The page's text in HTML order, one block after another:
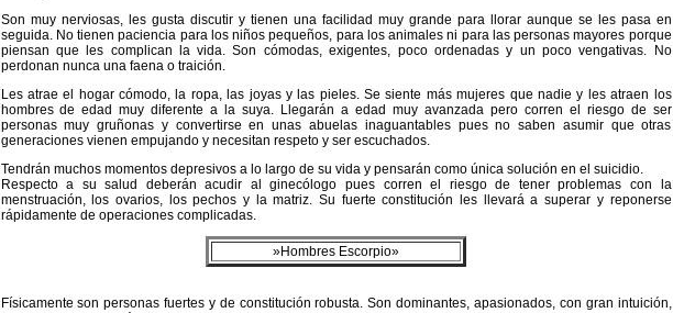
Son muy nerviosas, les gusta discutir y tienen una facilidad muy grande para llorar aunque se les pasa en
seguida. No tienen paciencia para los niños pequeños, para los animales ni para las personas mayores porque
piensan que les complican la vida. Son cómodas, exigentes, poco ordenadas y un poco vengativas. No
perdonan nunca una faena o traición.
Les atrae el hogar cómodo, la ropa, las joyas y las pieles. Se siente más mujeres que nadie y les atraen los
hombres de edad muy diferente a la suya. Llegarán a edad muy avanzada pero corren el riesgo de ser
personas muy gruñonas y convertirse en unas abuelas inaguantables pues no saben asumir que otras
generaciones vienen empujando y necesitan respeto y ser escuchados.
Tendrán muchos momentos depresivos a lo largo de su vida y pensarán como única solución en el suicidio.
Respecto a su salud deberán acudir al ginecólogo pues corren el riesgo de tener problemas con la
menstruación, los ovarios, los pechos y la matriz. Su fuerte constitución les llevará a superar y reponerse
rápidamente de operaciones complicadas.
»Hombres Escorpio»
Físicamente son personas fuertes y de constitución robusta. Son dominantes, apasionados, con gran intuición,